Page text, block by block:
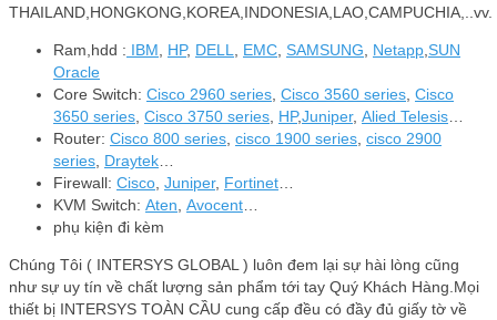
THAILAND,HONGKONG,KOREA,INDONESIA,LAO,CAMPUCHIA,..vv.
Ram,hdd : IBM HP, DELL EMC SAMSUNG Netapp SUN
Oracle
Core Switch: Cisco 2960 series Cisco 3560 series Cisco
3650 series Cisco 3750 series HP,Juniper, Alied Telesis
Router: Cisco 800 series cisco 1900 series cisco 2900
series Draytek
Firewall: Cisco Juniper, Fortinet
KVM Switch: Aten Avocent
phụ kiện đi kèm
Chúng Tôi ( INTERSYS GLOBAL ) luôn đem lại sự hài lòng cũng
như sự uy tín về chất lượng sản phẩm tới tay Quý Khách Hàng.Mọi
thiết bị INTERSYS TOÀN CẦU cung cấp đều có đầy đủ giấy tờ về